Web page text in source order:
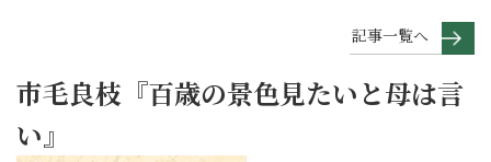
記事一覧へ
市毛良枝『百歳の景色見たいと母は言
い』